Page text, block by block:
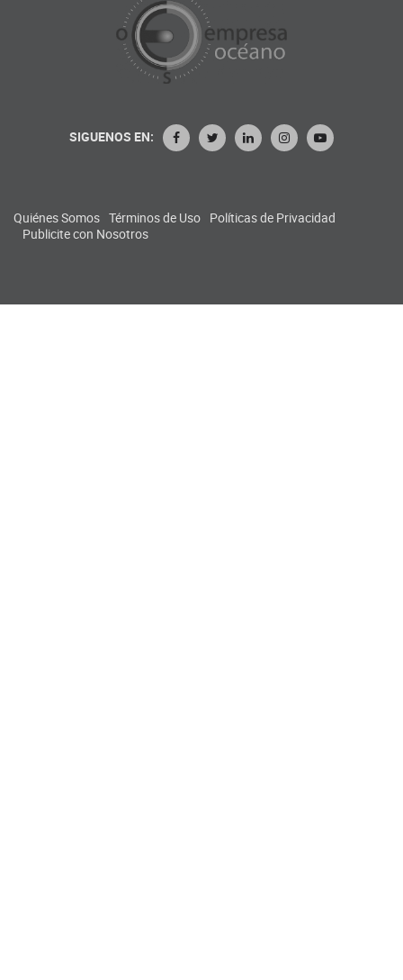
SIGUENOS EN:
Quiénes Somos Términos de Uso Políticas de Privacidad
Publicite con Nosotros